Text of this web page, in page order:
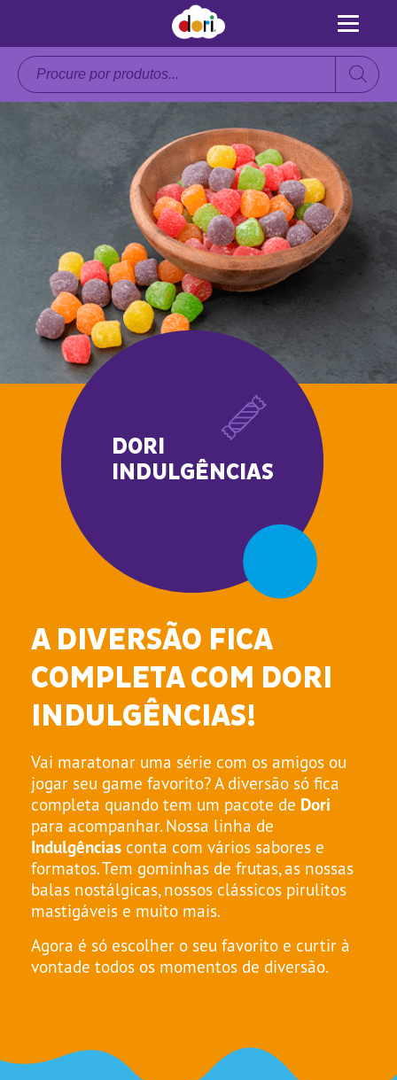
Pesquisar
produtos
DORI
INDULGÊNCIAS
A DIVERSÃO FICA
COMPLETA COM DORI
INDULGÊNCIAS!
Vai maratonar uma série com os amigos ou
jogar seu game favorito? A diversão só fica
completa quando tem um pacote de Dori
para acompanhar. Nossa linha de
Indulgências conta com vários sabores e
formatos. Tem gominhas de frutas, as nossas
balas nostálgicas, nossos clássicos pirulitos
mastigáveis e muito mais.
Agora é só escolher o seu favorito e curtir à
vontade todos os momentos de diversão.